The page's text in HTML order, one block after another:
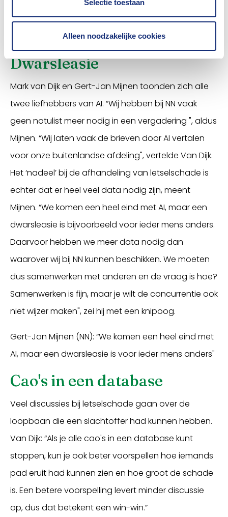
Selectie toestaan
Alleen noodzakelijke cookies
Jan Mijnen en Bart van der Sloot, rechts
dagvoorzitter Roelof Hemmen
Dwarsleasie
Mark van Dijk en Gert-Jan Mijnen toonden zich alle
twee liefhebbers van AI. “Wij hebben bij NN vaak
geen notulist meer nodig in een vergadering ", aldus
Mijnen. “Wij laten vaak de brieven door AI vertalen
voor onze buitenlandse afdeling", vertelde Van Dijk.
Het ‘nadeel’ bij de afhandeling van letselschade is
echter dat er heel veel data nodig zijn, meent
Mijnen. “We komen een heel eind met AI, maar een
dwarsleasie is bijvoorbeeld voor ieder mens anders.
Daarvoor hebben we meer data nodig dan
waarover wij bij NN kunnen beschikken. We moeten
dus samenwerken met anderen en de vraag is hoe?
Samenwerken is fijn, maar je wilt de concurrentie ook
niet wijzer maken", zei hij met een knipoog.
Gert-Jan Mijnen (NN): “We komen een heel eind met
AI, maar een dwarsleasie is voor ieder mens anders"
Cao's in een database
Veel discussies bij letselschade gaan over de
loopbaan die een slachtoffer had kunnen hebben.
Van Dijk: “Als je alle cao's in een database kunt
stoppen, kun je ook beter voorspellen hoe iemands
pad eruit had kunnen zien en hoe groot de schade
is. Een betere voorspelling levert minder discussie
op, dus dat betekent een win-win.”